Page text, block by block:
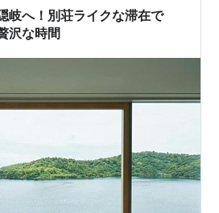
岐へ！別荘ライクな滞在で
沢な時間